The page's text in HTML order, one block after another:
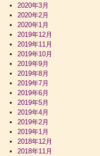
2020年3月
2020年2月
2020年1月
2019年12月
2019年11月
2019年10月
2019年9月
2019年8月
2019年7月
2019年6月
2019年5月
2019年4月
2019年2月
2019年1月
2018年12月
2018年11月